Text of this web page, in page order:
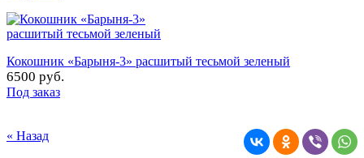
Кокошник «Барыня-3» расшитый тесьмой зеленый
6500 руб.
Под заказ
« Назад